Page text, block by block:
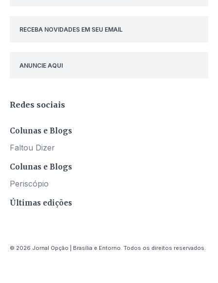
RECEBA NOVIDADES EM SEU EMAIL
ANUNCIE AQUI
Redes sociais
Colunas e Blogs
Faltou Dizer
Colunas e Blogs
Periscópio
Últimas edições
© 2026 Jornal Opção | Brasília e Entorno. Todos os direitos reservados.